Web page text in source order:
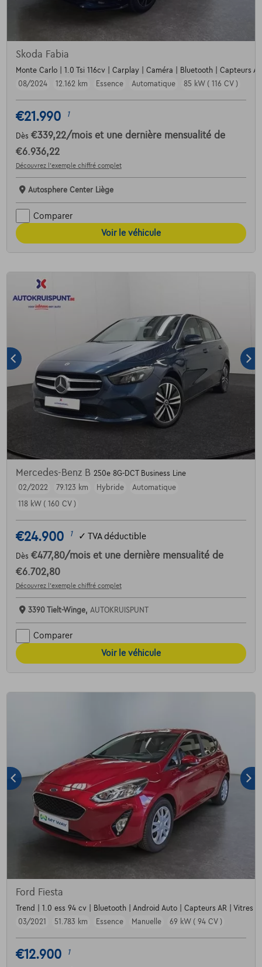
Skoda Fabia
Monte Carlo | 1.0 Tsi 116cv | Carplay | Caméra | Bluetooth | Capteurs
08/2024
12.162 km Essence Automatique 85 kW ( 116 CV )
€21.990 1
Dès €339,22/mois et une dernière mensualité de
€6.936,22
Découvrez l’exemple chiffré complet
Autosphere Center Liège
Comparer
Voir le véhicule
Mercedes-Benz B 250e 8G-DCT Business Line
02/2022
79.123 km Hybride
Automatique
118 kW ( 160 CV )
€24.900 1 ✓ TVA déductible
Dès €477,80/mois et une dernière mensualité de
€6.702,80
Découvrez l’exemple chiffré complet
3390 Tielt-Winge, AUTOKRUISPUNT
Comparer
Voir le véhicule
Ford Fiesta
Trend | 1.0 ess 94 cv | Bluetooth | Android Auto | Capteurs AR | Vitres
03/2021
51.783 km Essence Manuelle 69 kW ( 94 CV )
€12.900 1